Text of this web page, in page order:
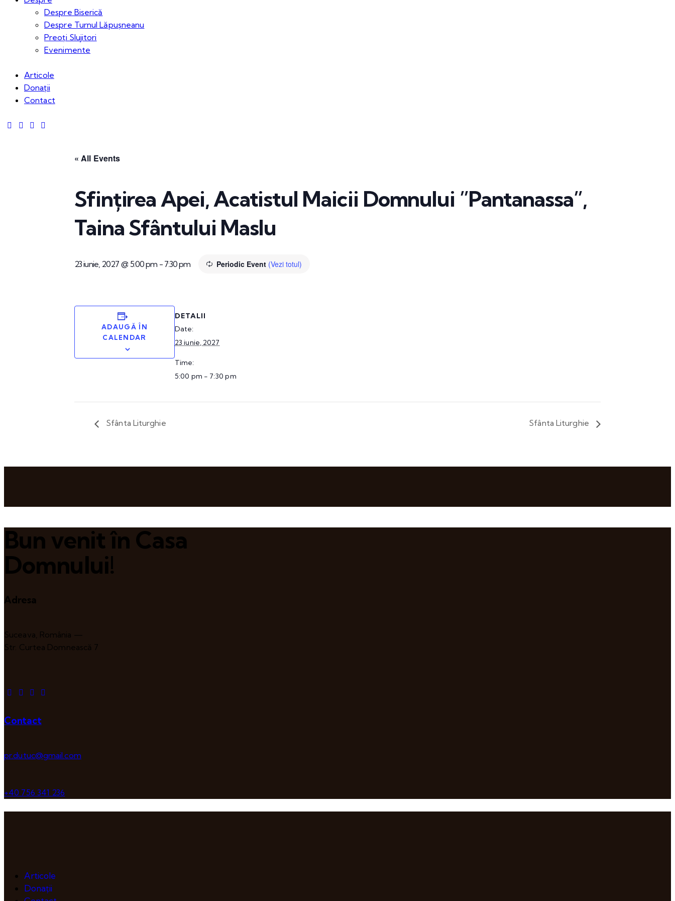
Despre Biserică
Despre Turnul Lăpușneanu
Preoți Slujitori
Evenimente
Articole
Donații
Contact
« All Events
Sfințirea Apei, Acatistul Maicii Domnului ”Pantanassa”,
Taina Sfântului Maslu
23 iunie, 2027 @ 5:00 pm - 7:30 pm Periodic Event (Vezi totul)
ADAUGĂ ÎN
CALENDAR
DETALII
Date:
23 iunie, 2027
Time:
5:00 pm - 7:30 pm
Sfânta Liturghie Sfânta Liturghie
Bun venit în Casa
Domnului!
Adresa
Suceava, România —
Str. Curtea Domnească 7
Contact
pr.dutuc@gmail.com
+40 756 341 236
Articole
Donații